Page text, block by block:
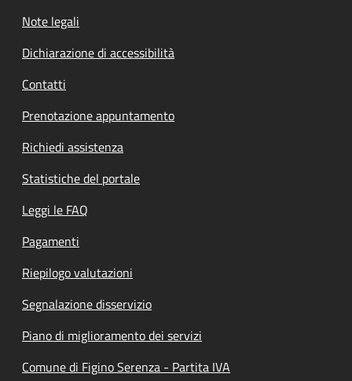
Note legali
Dichiarazione di accessibilità
Contatti
Prenotazione appuntamento
Richiedi assistenza
Statistiche del portale
Leggi le FAQ
Pagamenti
Riepilogo valutazioni
Segnalazione disservizio
Piano di miglioramento dei servizi
Comune di Figino Serenza - Partita IVA